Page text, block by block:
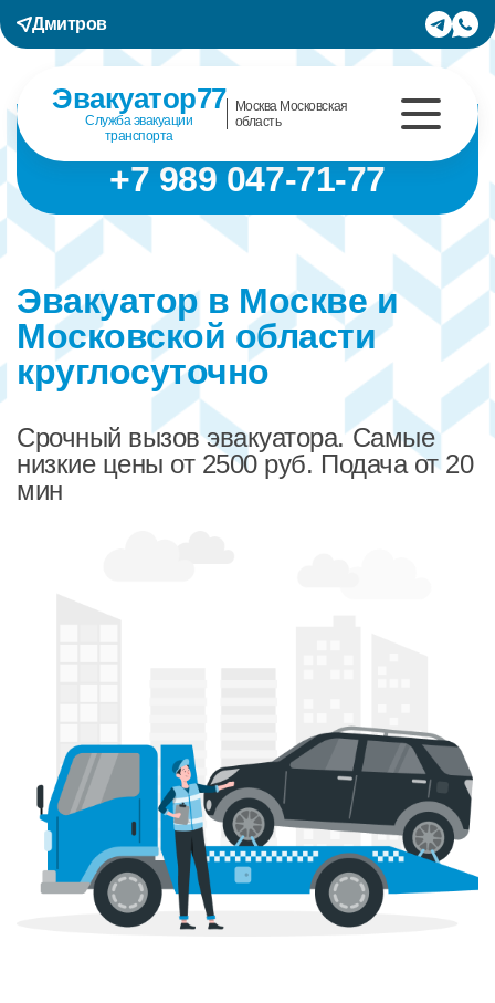
Дмитров
Эвакуатор77
Служба эвакуации
транспорта
Москва Московская
область
+7 989 047-71-77
Эвакуатор в Москве и
Московской области
круглосуточно
Срочный вызов эвакуатора. Самые
низкие цены от 2500 руб. Подача от 20
мин